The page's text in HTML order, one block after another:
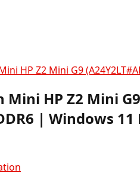
HP Z2 Mini G9
HP Z2 Mini
| Windows 11